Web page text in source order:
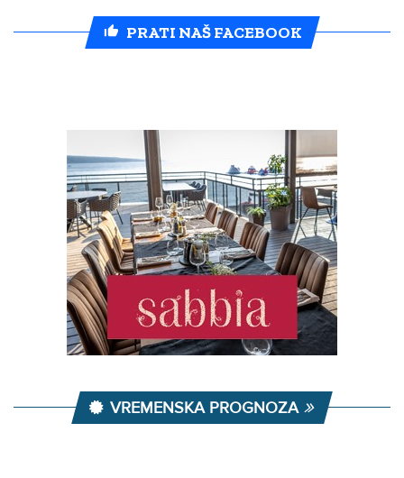
PRATI NAŠ FACEBOOK
VREMENSKA PROGNOZA